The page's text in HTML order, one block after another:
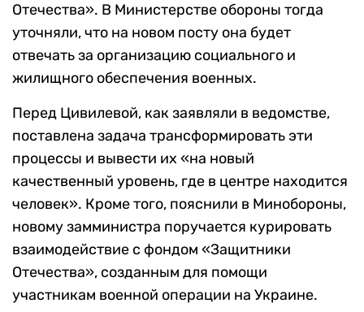
Отечества». В Министерстве обороны тогда
уточняли, что на новом посту она будет
отвечать за организацию социального и
жилищного обеспечения военных.
Перед Цивилевой, как заявляли в ведомстве,
поставлена задача трансформировать эти
процессы и вывести их «на новый
качественный уровень, где в центре находится
человек». Кроме того, пояснили в Минобороны,
новому замминистра поручается курировать
взаимодействие с фондом «Защитники
Отечества», созданным для помощи
участникам военной операции на Украине.